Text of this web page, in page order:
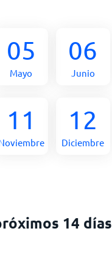
05
Mayo
06
Junio
11 12
Diciembre
14 días